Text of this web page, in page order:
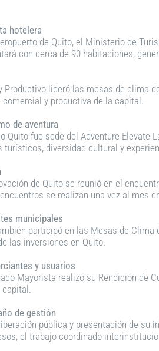
hotelera
de Quito, el Ministerio de
con cerca de 90 habitaciones,
Productivo lideró las mesas de
y productiva de la capital.
de aventura
Quito fue sede del Adventure Elevate
diversidad cultural y
de Quito se reunió en el
se realizan una vez al mes
municipales
participó en las Mesas de
las inversiones en Quito.
y usuarios
Mayorista realizó su Rendición de
capital.
de gestión
pública y presentación de
el trabajo coordinado